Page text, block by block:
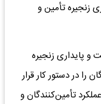
زنجیره تأمین و
پایداری زنجیره
را در دستور کار قرار
تأمین‌کنندگان و